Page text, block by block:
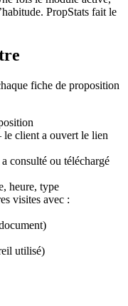
PropStats fait le
fiche de proposition
client a ouvert le lien
consulté ou téléchargé
heure, type
visites avec :
utilisé)